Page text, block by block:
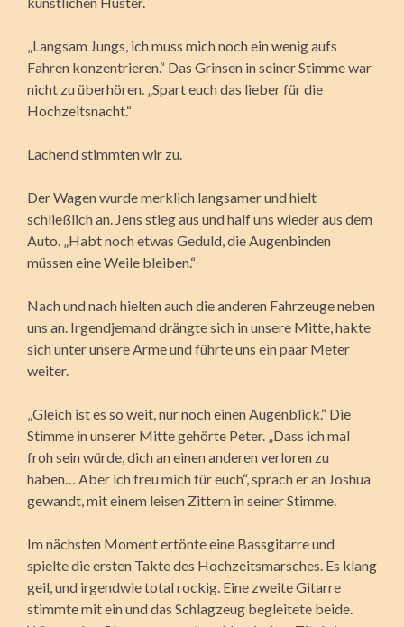
„Langsam Jungs, ich muss mich noch ein wenig aufs
Fahren konzentrieren.“ Das Grinsen in seiner Stimme war
nicht zu überhören. „Spart euch das lieber für die
Hochzeitsnacht.“
Lachend stimmten wir zu.
Der Wagen wurde merklich langsamer und hielt
schließlich an. Jens stieg aus und half uns wieder aus dem
Auto. „Habt noch etwas Geduld, die Augenbinden
müssen eine Weile bleiben.“
Nach und nach hielten auch die anderen Fahrzeuge neben
uns an. Irgendjemand drängte sich in unsere Mitte, hakte
sich unter unsere Arme und führte uns ein paar Meter
weiter.
„Gleich ist es so weit, nur noch einen Augenblick.“ Die
Stimme in unserer Mitte gehörte Peter. „Dass ich mal
froh sein würde, dich an einen anderen verloren zu
haben… Aber ich freu mich für euch“, sprach er an Joshua
gewandt, mit einem leisen Zittern in seiner Stimme.
Im nächsten Moment ertönte eine Bassgitarre und
spielte die ersten Takte des Hochzeitsmarsches. Es klang
geil, und irgendwie total rockig. Eine zweite Gitarre
stimmte mit ein und das Schlagzeug begleitete beide.